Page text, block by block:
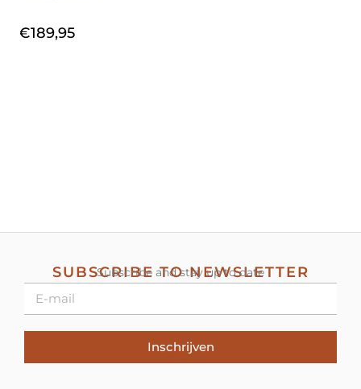
€189,95
SUBSCRIBE TO NEWSLETTER
Subscribe and stay up to date
Inschrijven